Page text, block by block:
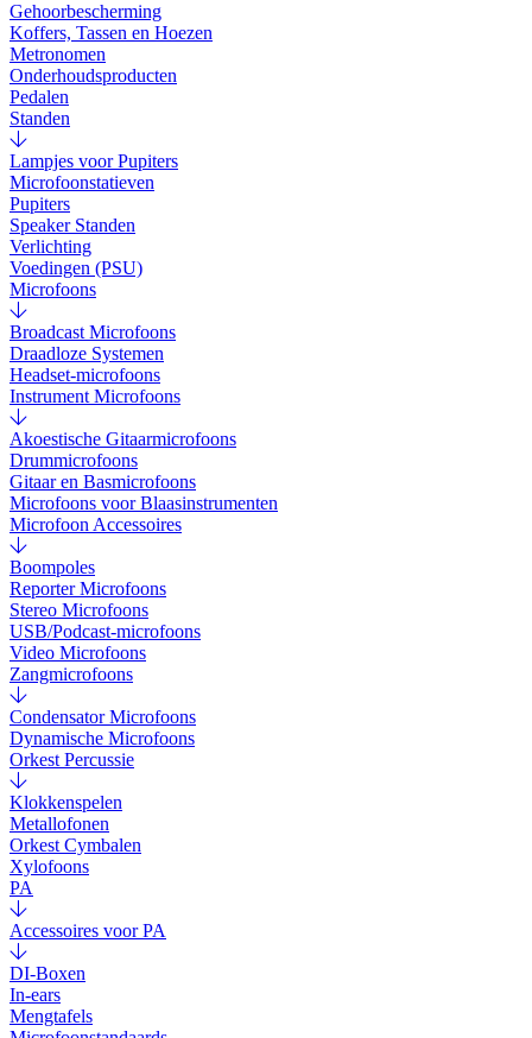
Gehoorbescherming
Koffers, Tassen en Hoezen
Metronomen
Onderhoudsproducten
Pedalen
Standen
Lampjes voor Pupiters
Microfoonstatieven
Pupiters
Speaker Standen
Verlichting
Voedingen (PSU)
Microfoons
Broadcast Microfoons
Draadloze Systemen
Headset-microfoons
Instrument Microfoons
Akoestische Gitaarmicrofoons
Drummicrofoons
Gitaar en Basmicrofoons
Microfoons voor Blaasinstrumenten
Microfoon Accessoires
Boompoles
Reporter Microfoons
Stereo Microfoons
USB/Podcast-microfoons
Video Microfoons
Zangmicrofoons
Condensator Microfoons
Dynamische Microfoons
Orkest Percussie
Klokkenspelen
Metallofonen
Orkest Cymbalen
Xylofoons
PA
Accessoires voor PA
DI-Boxen
In-ears
Mengtafels